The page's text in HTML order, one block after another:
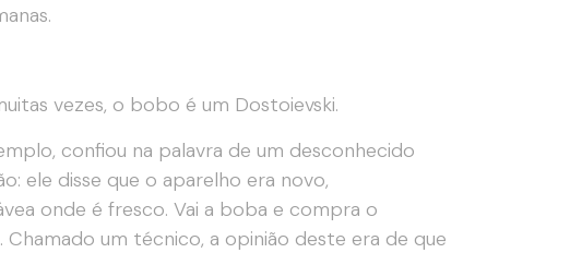
vezes, o bobo é um Dostoievski.
confiou na palavra de um desconhecido
ele disse que o aparelho era novo,
onde é fresco. Vai a boba e compra o
um técnico, a opinião deste era de que